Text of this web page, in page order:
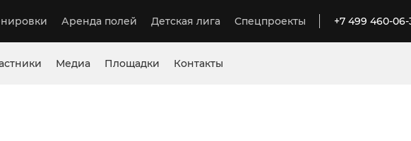
Аренда полей Детская лига Спецпроекты +7 499 460-06-
Медиа Площадки Контакты